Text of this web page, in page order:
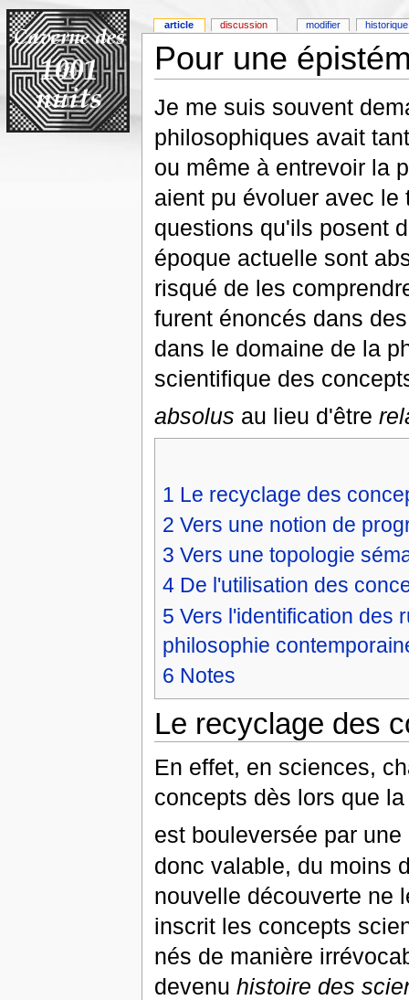
Pour une
Je me suis souvent
philosophiques avait
ou même à entrevoir la
aient pu évoluer avec
questions qu'ils posent
époque actuelle sont
risqué de les
furent énoncés dans
dans le domaine de la
scientifique des
absolus au lieu d'être
1 Le recyclage des
2 Vers une notion de
3 Vers une topologie
4 De l'utilisation des
5 Vers l'identification des
philosophie
6 Notes
Le recyclage des
En effet, en sciences,
concepts dès lors que
est bouleversée par
donc valable, du moins
nouvelle découverte ne
inscrit les concepts
nés de manière
devenu histoire des
article discussion modifier historique